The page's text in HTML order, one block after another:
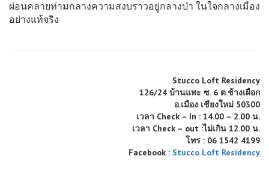
ผ่อนคลายท่ามกลางความสงบราวอยู่กลางป่า ในใจกลางเมือง
อย่างแท้จริง
Stucco Loft Residency
126/24 บ้านแพะ ซ. 6 ต.ช้างเผือก
อ.เมือง เชียงใหม่ 50300
เวลา Check – In : 14.00 – 2.00 น.
เวลา Check – out :ไม่เกิน 12.00 น.
โทร : 06 1542 4199
Facebook : Stucco Loft Residency